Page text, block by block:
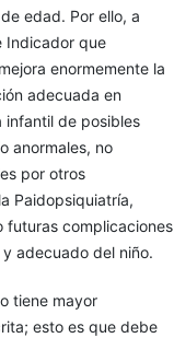
edad. Por ello, a
Indicador que
enormemente la
adecuada en
infantil de posibles
anormales, no
por otros
Paidopsiquiatría,
futuras complicaciones
adecuado del niño.
tiene mayor
esto es que debe